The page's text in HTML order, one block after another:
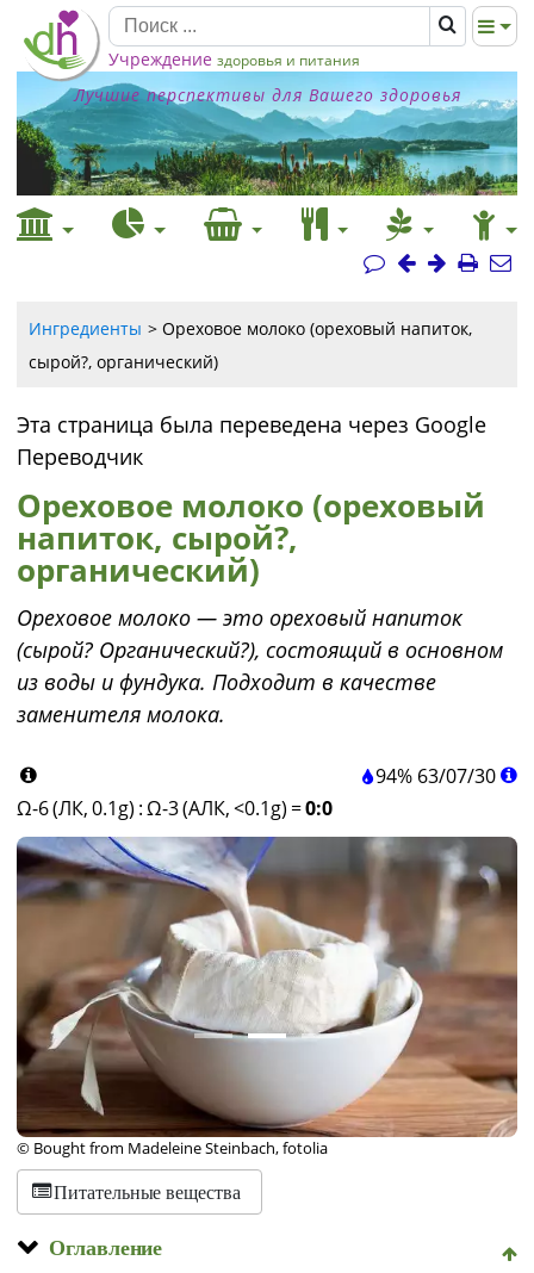
Учреждение здоровья и питания
Лучшие перспективы для Вашего здоровья
Ингредиенты
Ореховое молоко (ореховый напиток,
сырой?, органический)
Эта страница была переведена через Google
Переводчик
Ореховое молоко (ореховый
напиток, сырой?,
органический)
Ореховое молоко — это ореховый напиток
(сырой? Органический?), состоящий в основном
из воды и фундука. Подходит в качестве
заменителя молока.
94% 63/07/30
Ω-6 (ЛК, 0.1g) :Ω-3 (АЛК, <0.1g) =0:0
© Bought from Madeleine Steinbach, fotolia
Питательные вещества
Оглавление